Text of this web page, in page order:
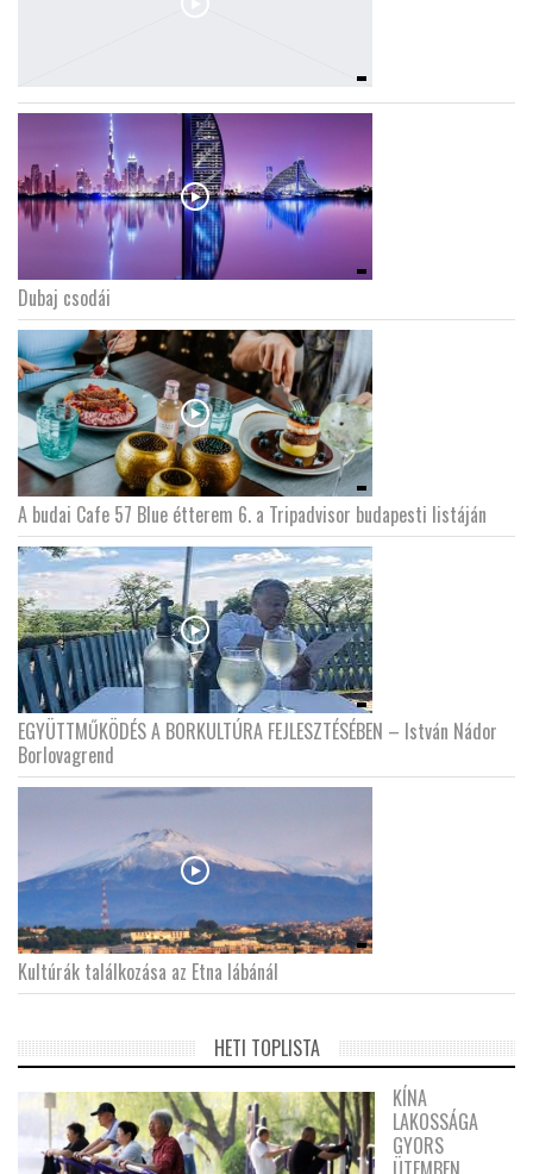
Dubaj csodái
A budai Cafe 57 Blue étterem 6. a Tripadvisor budapesti listáján
EGYÜTTMŰKÖDÉS A BORKULTÚRA FEJLESZTÉSÉBEN – István Nádor
Borlovagrend
Kultúrák találkozása az Etna lábánál
HETI TOPLISTA
KÍNA
LAKOSSÁGA
GYORS